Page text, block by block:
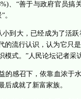
、“善于与政府官员
。
到大，已经成为了活
的流行认识，认为它
模式。”人民论坛记者采
的感召下，依靠血浓于
成就了新富家族。